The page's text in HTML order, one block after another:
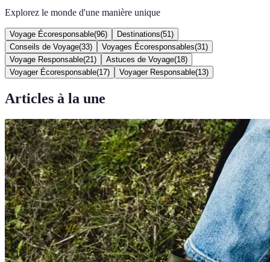
Explorez le monde d'une manière unique
Voyage Écoresponsable(96) Destinations(51 )
Conseils de Voyage(33) Voyages Écoresponsables(31 )
Voyage Responsable(21 ) Astuces de Voyage(18)
Voyager Écoresponsable(17) Voyager Responsable(13)
Articles à la une